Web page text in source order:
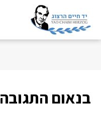
בנאום התגובה